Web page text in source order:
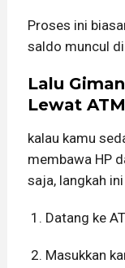
Proses ini
saldo muncul
Lalu
Lewat
kalau kamu
membawa HP
saja, langkah
Datang ke
Masukkan